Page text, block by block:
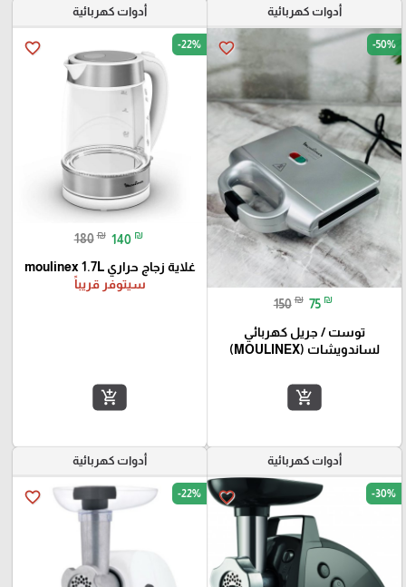
أدوات كهربائية
favorite_border -50%
150 ₪ 75 ₪
توست / جريل كهربائي
لساندويشات (MOULINEX)
add_shopping_cart
أدوات كهربائية
favorite_border -22%
180 ₪ 140 ₪
غلاية زجاج حراري moulinex 1.7L
سيتوفر قريباً
add_shopping_cart
أدوات كهربائية
favorite_border -30%
أدوات كهربائية
favorite_border -22%